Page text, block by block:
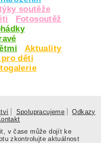
soutěže
Fotosoutěž
Aktuality
děti
Spolupracujeme
Odkazy
v čase může dojít ke
zkontrolujte aktuálnost